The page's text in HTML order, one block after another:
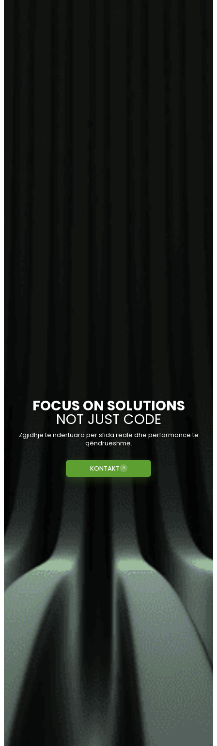
FOCUS ON
NOT JUST CODE
Zgjidhje të ndërtuara për sfida reale dhe
qëndrueshme.